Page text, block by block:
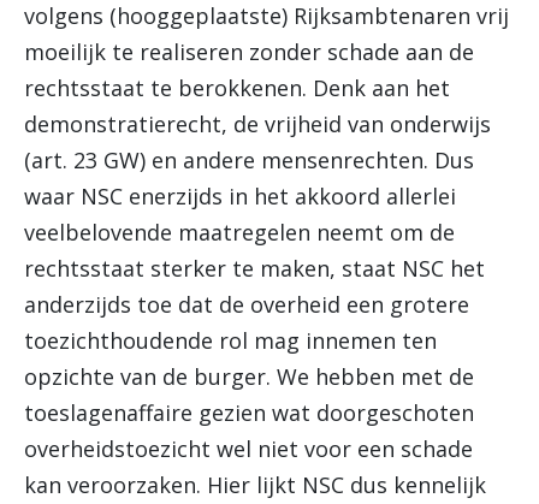
volgens (hooggeplaatste) Rijksambtenaren vrij
moeilijk te realiseren zonder schade aan de
rechtsstaat te berokkenen. Denk aan het
demonstratierecht, de vrijheid van onderwijs
(art. 23 GW) en andere mensenrechten. Dus
waar NSC enerzijds in het akkoord allerlei
veelbelovende maatregelen neemt om de
rechtsstaat sterker te maken, staat NSC het
anderzijds toe dat de overheid een grotere
toezichthoudende rol mag innemen ten
opzichte van de burger. We hebben met de
toeslagenaffaire gezien wat doorgeschoten
overheidstoezicht wel niet voor een schade
kan veroorzaken. Hier lijkt NSC dus kennelijk